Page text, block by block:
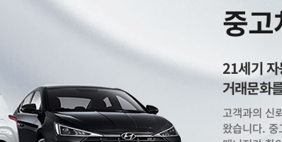
중
21세기 자
거래문화
고객과의 신
왔습니다.